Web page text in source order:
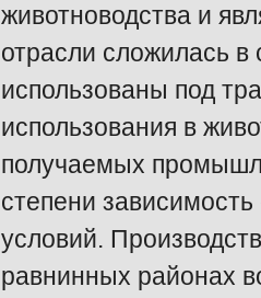
животноводства и
отрасли сложилась в
использованы под
использования в
получаемых
степени
условий.
равнинных районах